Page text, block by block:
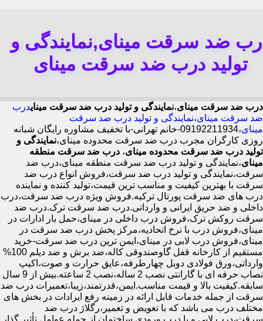
ضد سرقت مینای,نمایندگی و
تولید درب ضد سرقت مینای
درب ضد سرقت مینای،نمایندگی و تولید درب ضد سرقت مینایدرب
ضد سرقت مینای،نمایندگی و تولید درب ضد سرقت
مینای
،09192211934-خانم تهرانی-با تخفیف مشاوره رایگان شبانه
روزی کارگران مجرب درب ضد سرقت محدوده مینای،نمایندگی و
تولید درب ضد سرقت محدوده مینای، درب ضد سرقت منطقه
مینای،نمایندگی و تولید درب ضد سرقت منطقه مینای،درب ضد
سرقت،نمایندگی و تولید درب ضد سرقت،فروش انواع درب ضد
سرقت با بهترین کیفیت و مناسب ترین قیمت،تولید کننده و نماینده
درب های ضد سرقت پورتال ترکیه.فروش ویژه درب ضد سرقت،درب
داخلی و ضد حریق ایرانی و وارداتی.درب ضد سرقت ترک.درب ضد
سرقت روکش ترک،فروش درب داخلی در مینای،حمل بار ادارات در
مینای،فروش درب با نرخ اتحادیه،مرکز پخش درب ضد سرقت در
مینای،فروش درب لابی در مینای،ایمن ترین درب ضد سرقت-خرید
مستقیم از کارخانه قفل گاوصندوقی کاله،ضد برش و ضد دیلم 100%
وارداتی،ورق فولادی دوبل چهارطرفه،عایق حرارت و صوت،اکیپ
نصاب حرفه ای با گارانتی نصب 2 ساله،نصب 2 ساعته.بیش از 9 سال
سابقه.کیفیت بالا و قیمت مناسب.ایمن،قدرتمند،زیبا،تعمیرات درب ضد
سرقت از جمله خدمات قابل ارائه در زمینه رفع ایرادات در بخش های
مختلف درب می باشد که با تعویض و تعمیر،رگلاژ درب ضد
سرقت،درب لابی و یا درب ورودی ساختمان از جمله عوامل تأثیر گذار